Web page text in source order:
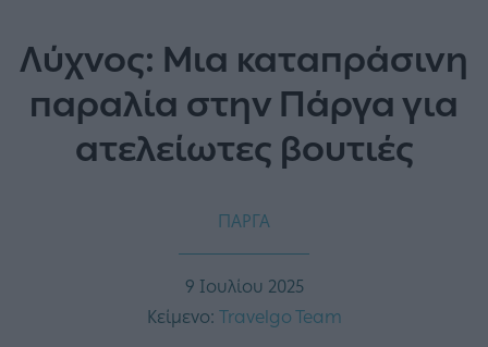
Λύχνος: Μια καταπράσινη
παραλία στην Πάργα για
ατελείωτες βουτιές
ΠΑΡΓΑ
9 Ιουλίου 2025
Κείμενο: Travelgo Team